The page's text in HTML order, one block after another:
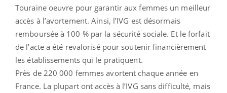
Touraine oeuvre pour garantir aux femmes un meilleur
accès à l’avortement. Ainsi, l’IVG est désormais
remboursée à 100 % par la sécurité sociale. Et le forfait
de l’acte a été revalorisé pour soutenir financièrement
les établissements qui le pratiquent.
Près de 220 000 femmes avortent chaque année en
France. La plupart ont accès à l’IVG sans difficulté, mais